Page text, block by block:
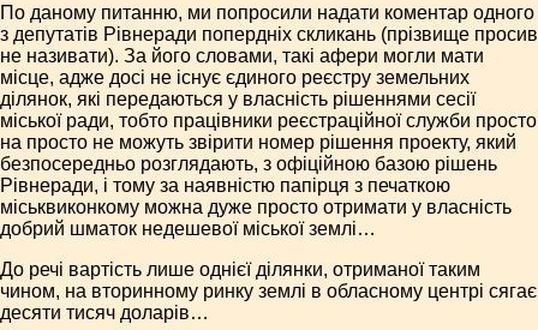
По даному питанню, ми попросили надати коментар одного
з депутатів Рівнеради попердніх скликань (прізвище просив
не називати). За його словами, такі афери могли мати
місце, адже досі не існує єдиного реєстру земельних
ділянок, які передаються у власність рішеннями сесії
міської ради, тобто працівники реєстраційної служби просто
на просто не можуть звірити номер рішення проекту, який
безпосередньо розглядають, з офіційною базою рішень
Рівнеради, і тому за наявністю папірця з печаткою
міськвиконкому можна дуже просто отримати у власність
добрий шматок недешевої міської землі…
До речі вартість лише однієї ділянки, отриманої таким
чином, на вторинному ринку землі в обласному центрі сягає
десяти тисяч доларів…